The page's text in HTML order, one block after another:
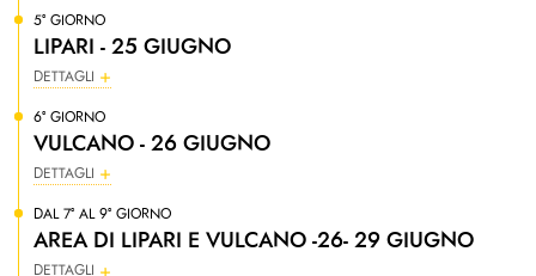
5° GIORNO
LIPARI - 25 GIUGNO
DETTAGLI
6° GIORNO
VULCANO - 26 GIUGNO
DETTAGLI
DAL 7° AL 9° GIORNO
AREA DI LIPARI E VULCANO -26- 29 GIUGNO
DETTAGLI